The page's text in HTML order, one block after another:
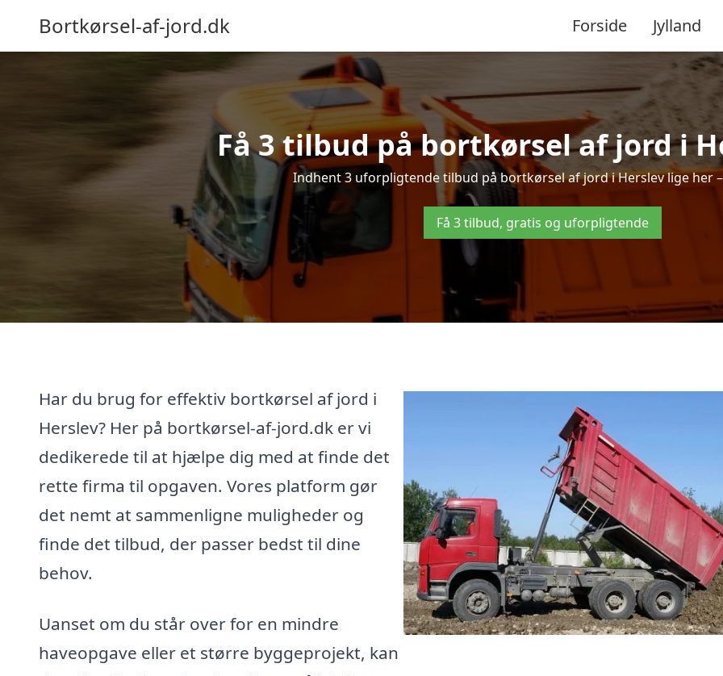
Bortkørsel-af-jord.dk Forside Jylland
Få 3 tilbud på bortkørsel af jord i
Indhent 3 uforpligtende tilbud på bortkørsel af jord i Herslev lige her
Få 3 tilbud, gratis og uforpligtende
Har du brug for effektiv bortkørsel af jord i
Herslev? Her på bortkørsel-af-jord.dk er vi
dedikerede til at hjælpe dig med at finde det
rette firma til opgaven. Vores platform gør
det nemt at sammenligne muligheder og
finde det tilbud, der passer bedst til dine
behov.
Uanset om du står over for en mindre
haveopgave eller et større byggeprojekt, kan